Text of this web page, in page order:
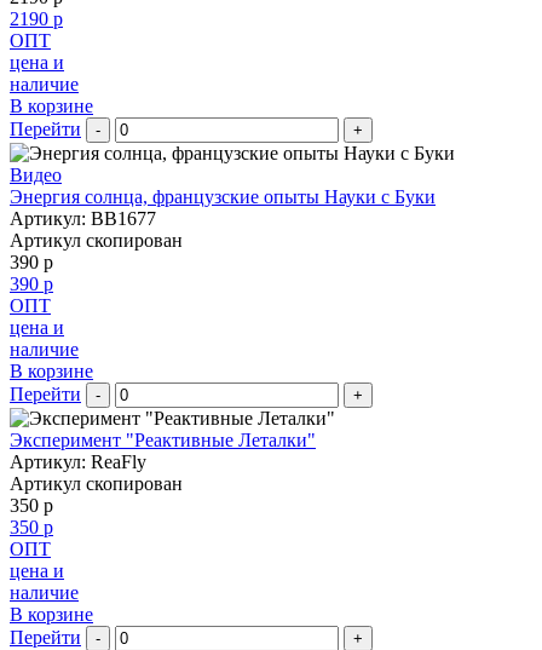
2190 р
ОПТ
цена и
наличие
В корзине
Перейти
- +
Видео
Энергия солнца, французские опыты Науки с Буки
Артикул: BB1677
Артикул скопирован
390 р
390 р
ОПТ
цена и
наличие
В корзине
Перейти
- +
Эксперимент "Реактивные Леталки"
Артикул: ReaFly
Артикул скопирован
350 р
350 р
ОПТ
цена и
наличие
В корзине
Перейти
- +